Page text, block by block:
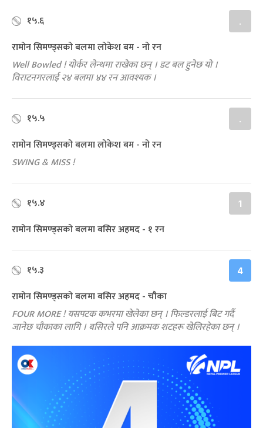
१५.६ .
रामोन सिमण्ड्सको बलमा लोकेश बम - नो रन
Well Bowled ! योर्कर लेन्थमा राखेका छन् । डट बल हुनेछ यो ।
विराटनगरलाई २४ बलमा ४४ रन आवश्यक ।
१५.५ .
रामोन सिमण्ड्सको बलमा लोकेश बम - नो रन
SWING & MISS !
१५.४ 1
रामोन सिमण्ड्सको बलमा बसिर अहमद - १ रन
१५.३ 4
रामोन सिमण्ड्सको बलमा बसिर अहमद - चौका
FOUR MORE ! यसपटक कभरमा खेलेका छन् । फिल्डरलाई बिट गर्दै
जानेछ चौकाका लागि । बसिरले पनि आक्रमक शटहरू खेलिरहेका छन् ।